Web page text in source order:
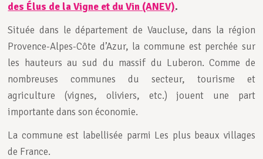
des Élus de la Vigne et du Vin (ANEV).
Située dans le département de Vaucluse, dans la région
Provence-Alpes-Côte d’Azur, la commune est perchée sur
les hauteurs au sud du massif du Luberon. Comme de
nombreuses communes du secteur, tourisme et
agriculture (vignes, oliviers, etc.) jouent une part
importante dans son économie.
La commune est labellisée parmi Les plus beaux villages
de France.